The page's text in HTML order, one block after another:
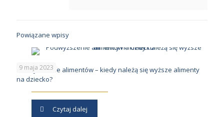
Powiązane wpisy
9 maja 2023
Podwyższenie alimentów – kiedy należą się wyższe alimenty
na dziecko?
Czytaj dalej